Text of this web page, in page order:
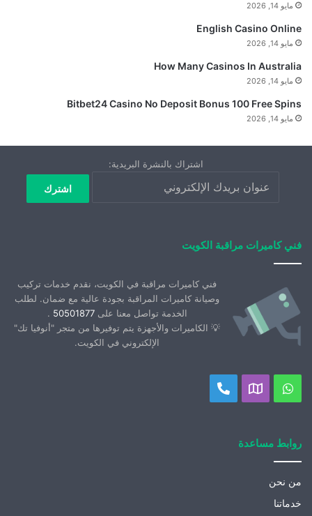
مايو 14, 2026
English Casino Online
مايو 14, 2026
How Many Casinos In Australia
مايو 14, 2026
Bitbet24 Casino No Deposit Bonus 100 Free Spins
مايو 14, 2026
اشتراك بالنشرة البريدية:
فني كاميرات مراقبة الكويت
فني كاميرات مراقبة في الكويت، نقدم خدمات تركيب
وصيانة كاميرات المراقبة بجودة عالية مع ضمان. لطلب
الخدمة تواصل معنا على50501877
.
💡 الكاميرات والأجهزة يتم توفيرها من متجر "أنوفيا تك"
الإلكتروني في الكويت.
واتسابموقعنا
خريطة
اتصل
روابط مساعدة
من نحن
خدماتنا